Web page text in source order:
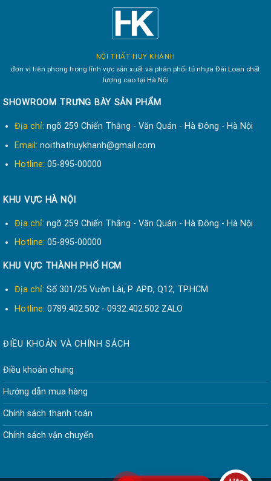
NỘI THẤT HUY KHÁNH
đơn vị tiên phong trong lĩnh vực sản xuất và phân phối tủ nhựa Đài Loan chất
lượng cao tại Hà Nội
SHOWROOM TRƯNG BÀY SẢN PHẨM
Địa chỉ: ngõ 259 Chiến Thắng - Văn Quán - Hà Đông - Hà Nội
Email: noithathuykhanh@gmail.com
Hotline: 05-895-00000
KHU VỰC HÀ NỘI
Địa chỉ: ngõ 259 Chiến Thắng - Văn Quán - Hà Đông - Hà Nội
Hotline: 05-895-00000
KHU VỰC THÀNH PHỐ HCM
Địa chỉ: Số 301/25 Vườn Lài, P. APĐ, Q12, TP.HCM
Hotline: 0789.402.502 - 0932.402.502 ZALO
ĐIỀU KHOẢN VÀ CHÍNH SÁCH
Điều khoản chung
Hướng dẫn mua hàng
Chính sách thanh toán
Chính sách vận chuyển